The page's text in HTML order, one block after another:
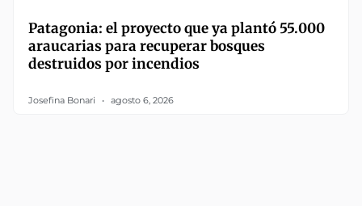
Patagonia: el proyecto que ya plantó 55.000
araucarias para recuperar bosques
destruidos por incendios
Josefina Bonari agosto 6, 2026